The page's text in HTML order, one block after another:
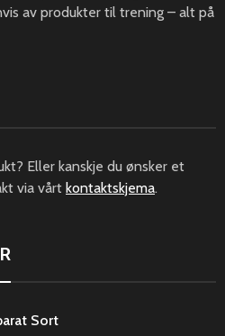
av produkter til trening – alt på
Eller kanskje du ønsker et
via vårt kontaktskjema.
Sort